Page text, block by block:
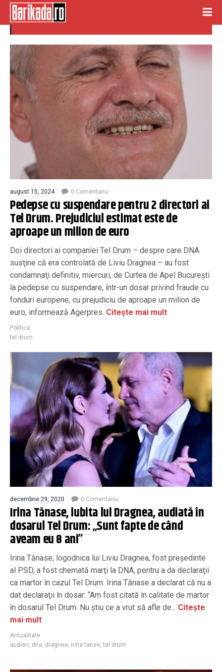
tel drum
august 15, 2024 0 Comentariu
Pedepse cu suspendare pentru 2 directori ai
Tel Drum. Prejudiciul estimat este de
aproape un milion de euro
Doi directori ai companiei Tel Drum – despre care DNA
susţine că era controlată de Liviu Dragnea – au fost
condamnaţi definitiv, miercuri, de Curtea de Apel Bucureşti
la pedepse cu suspendare, într-un dosar privind fraude cu
fonduri europene, cu prejudiciu de aproape un milion de
euro, informează Agerpres. Citește mai mult
Politică
tel drum
decembrie 29, 2020 0 Comentariu
Irina Tănase, iubita lui Dragnea, audiată în
dosarul Tel Drum: „Sunt fapte de când
aveam eu 8 ani”
Irina Tănase, logodnica lui Liviu Dragnea, fost preşedinte
al PSD, a fost chemată marţi la DNA, pentru a da declaraţii
ca martor în cazul Tel Drum. Irina Tănase a declarat că nu a
dat declaraţii în dosar: “Am fost citată în calitate de martor
în dosarul Tel Drum. Nu ştiu ce a vrut să afle de... Citește
mai mult
Actualitate
audieri, dna, dragnea, irina tanse,tel drum